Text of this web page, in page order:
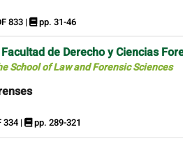
833 | pp. 31-46
de Derecho y Ciencias
School of Law and Forensic Sciences
334 | pp. 289-321